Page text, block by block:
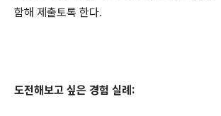
함해 제출토록 한다.
도전해보고 싶은 경험 실례 :